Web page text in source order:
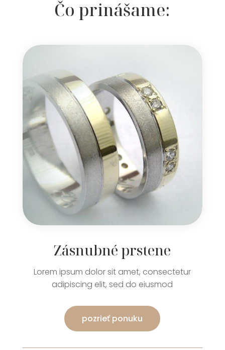
Čo prinášame:
Zásnubné prstene
Lorem ipsum dolor sit amet, consectetur
adipiscing elit, sed do eiusmod
pozrieť ponuku